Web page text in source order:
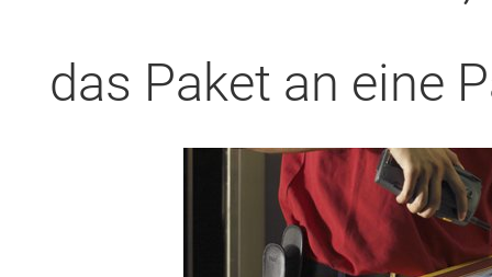
das Paket an eine